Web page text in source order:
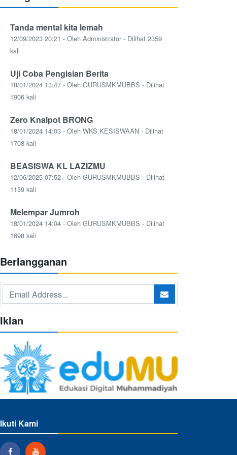
Tanda mental kita lemah
12/09/2023 20:21 - Oleh Administrator - Dilihat 2359
kali
Uji Coba Pengisian Berita
18/01/2024 13:47 - Oleh GURUSMKMUBBS - Dilihat
1906 kali
Zero Knalpot BRONG
18/01/2024 14:03 - Oleh WKS.KESISWAAN - Dilihat
1708 kali
BEASISWA KL LAZIZMU
12/06/2025 07:52 - Oleh GURUSMKMUBBS - Dilihat
1159 kali
Melempar Jumroh
18/01/2024 14:04 - Oleh GURUSMKMUBBS - Dilihat
1698 kali
Berlangganan
Iklan
Ikuti Kami